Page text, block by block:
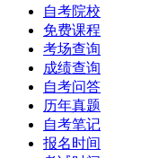
自考院校
免费课程
考场查询
成绩查询
自考问答
历年真题
自考笔记
报名时间